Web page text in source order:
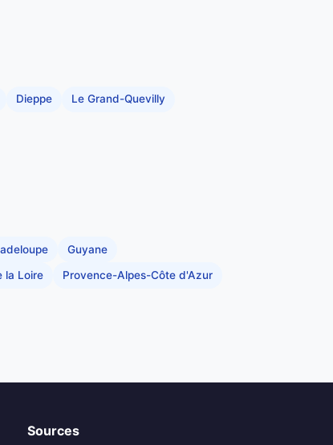
Dieppe Le Grand-Quevilly
Guyane
la Loire Provence-Alpes-Côte d'Azur
Sources